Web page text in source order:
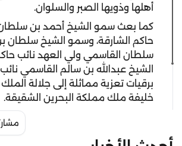
أهلها وذويها الصبر والسلوان.
كما بعث سمو الشيخ أحمد بن
حاكم الشارقة، وسمو الشيخ سلطان
سلطان القاسمي ولي العهد نائب
الشيخ عبدالله بن سالم القاسمي
برقيات تعزية مماثلة إلى جلالة
خليفة ملك مملكة البحرين الشقيقة.